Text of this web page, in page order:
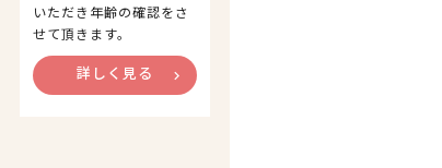
いただき年齢の確認をさ
せて頂きます。
詳しく見る